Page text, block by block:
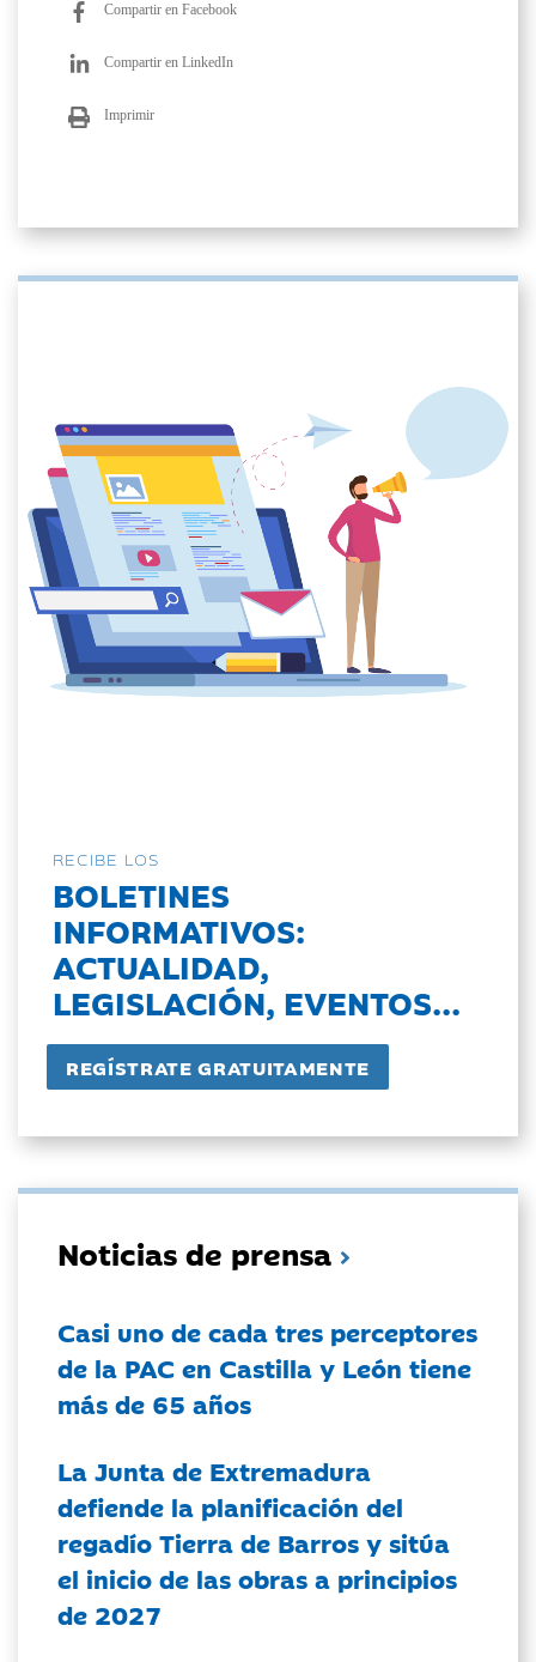
Compartir en Facebook
Compartir en LinkedIn
Imprimir
RECIBE LOS
BOLETINES
INFORMATIVOS:
ACTUALIDAD,
LEGISLACIÓN, EVENTOS...
Noticias de prensa
Casi uno de cada tres perceptores
de la PAC en Castilla y León tiene
más de 65 años
La Junta de Extremadura
defiende la planificación del
regadío Tierra de Barros y sitúa
el inicio de las obras a principios
de 2027